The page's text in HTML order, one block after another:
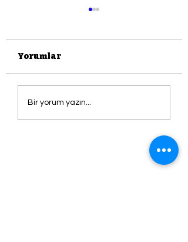
Rembrandt'ın
Tablosu; DANAE
Yorumlar
Bir yorum yazın...